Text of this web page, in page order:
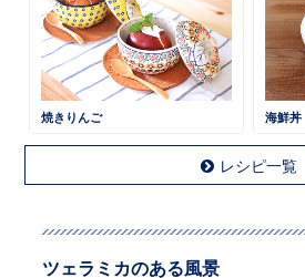
焼きりんご 海鮮丼
レシピ一覧
ツェラミカのある風景